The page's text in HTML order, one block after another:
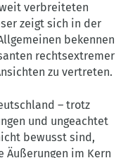
verbreiteten
zeigt sich in der
bekennen
rechtsextremer
zu vertreten.
– trotz
und ungeachtet
bewusst sind,
im Kern